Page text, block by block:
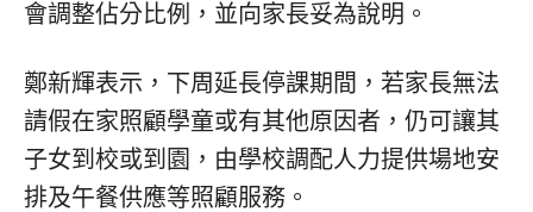
會調整佔分比例，並向家長妥為說明。
鄭新輝表示，下周延長停課期間，若家長無法
請假在家照顧學童或有其他原因者，仍可讓其
子女到校或到園，由學校調配人力提供場地安
排及午餐供應等照顧服務。